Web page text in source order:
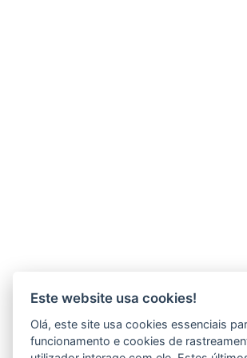
Este website usa cookies!
Olá, este site usa cookies essenciais
funcionamento e cookies de